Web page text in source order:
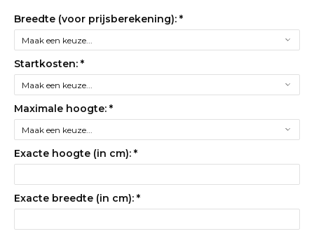
Breedte (voor prijsberekening): *
Startkosten: *
Maximale hoogte: *
Exacte hoogte (in cm): *
Exacte breedte (in cm): *